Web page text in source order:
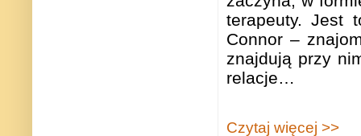
terapeuty. Jest
Connor –
znajdują przy
relacje…
Czytaj więcej >>